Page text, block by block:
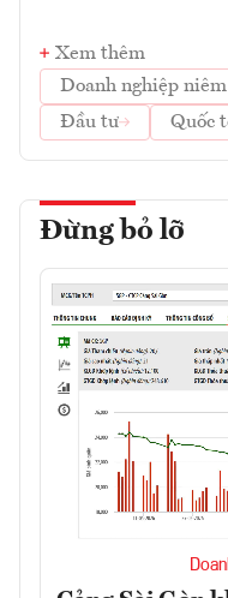
Xem thêm
Doanh nghiệp
Đầu tư
Quốc
Đừng bỏ lỡ